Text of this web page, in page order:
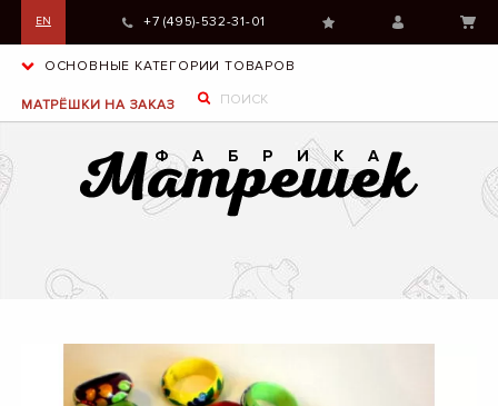
EN +7 (495)-532-31-01
ОСНОВНЫЕ КАТЕГОРИИ ТОВАРОВ
МАТРЁШКИ НА ЗАКАЗ